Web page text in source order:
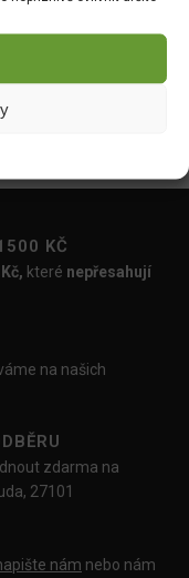
Travní směs LOUKA-
PASTVINA 2 kg
KČ
které nepřesahují
na našich
zdarma na
27101
nám nebo nám